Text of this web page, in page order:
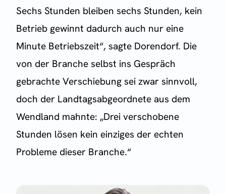
Sechs Stunden bleiben sechs Stunden, kein
Betrieb gewinnt dadurch auch nur eine
Minute Betriebszeit“, sagte Dorendorf. Die
von der Branche selbst ins Gespräch
gebrachte Verschiebung sei zwar sinnvoll,
doch der Landtagsabgeordnete aus dem
Wendland mahnte: „Drei verschobene
Stunden lösen kein einziges der echten
Probleme dieser Branche.“